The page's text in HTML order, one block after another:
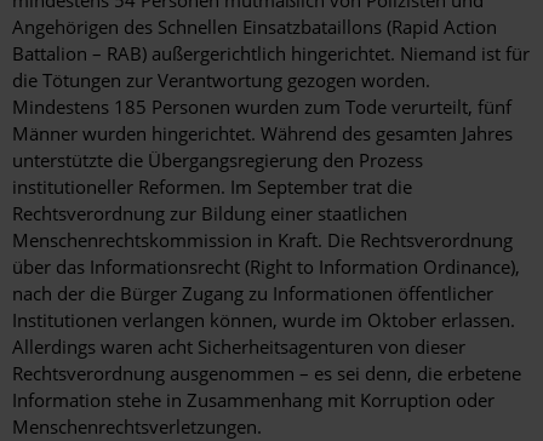
Angehörigen des Schnellen Einsatzbataillons (Rapid Action
Battalion – RAB) außergerichtlich hingerichtet. Niemand ist für
die Tötungen zur Verantwortung gezogen worden.
Mindestens 185 Personen wurden zum Tode verurteilt, fünf
Männer wurden hingerichtet. Während des gesamten Jahres
unterstützte die Übergangsregierung den Prozess
institutioneller Reformen. Im September trat die
Rechtsverordnung zur Bildung einer staatlichen
Menschenrechtskommission in Kraft. Die Rechtsverordnung
über das Informationsrecht (Right to Information Ordinance),
nach der die Bürger Zugang zu Informationen öffentlicher
Institutionen verlangen können, wurde im Oktober erlassen.
Allerdings waren acht Sicherheitsagenturen von dieser
Rechtsverordnung ausgenommen – es sei denn, die erbetene
Information stehe in Zusammenhang mit Korruption oder
Menschenrechtsverletzungen.